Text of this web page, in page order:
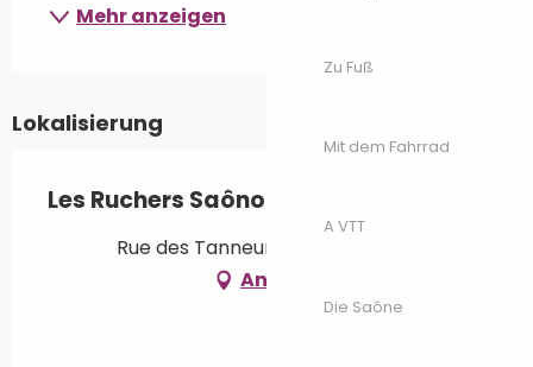
Zu Fuß
Mit dem Fahrrad
A VTT
Die Saône
Mehr anzeigen
Lokalisierung
Les Ruchers Saônois
Rue des Tanneurs, 70000 Vesoul
Anfahrt